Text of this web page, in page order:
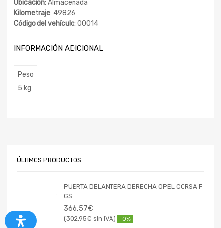
Ubicación: Almacenada
Kilometraje: 49826
Código del vehículo: 00014
INFORMACIÓN ADICIONAL
Peso
5 kg
ÚLTIMOS PRODUCTOS
PUERTA DELANTERA DERECHA OPEL CORSA F
GS
366,57€
302,95€ -0%